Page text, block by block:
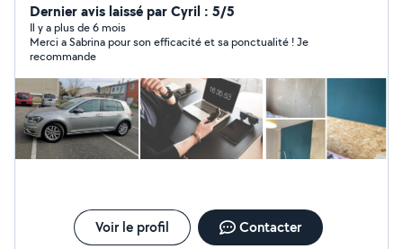
heures perdu je peux également vous aider à monter
des meubles en kit, petits travaux de jardinage etc
Dernier avis laissé par Cyril : 5/5
Il y a plus de 6 mois
Merci a Sabrina pour son efficacité et sa ponctualité ! Je
recommande
Voir le profil Contacter